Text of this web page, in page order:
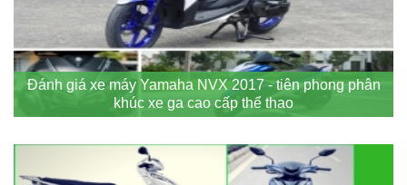
Đánh giá xe máy Yamaha NVX 2017 - tiên phong phân
khúc xe ga cao cấp thể thao